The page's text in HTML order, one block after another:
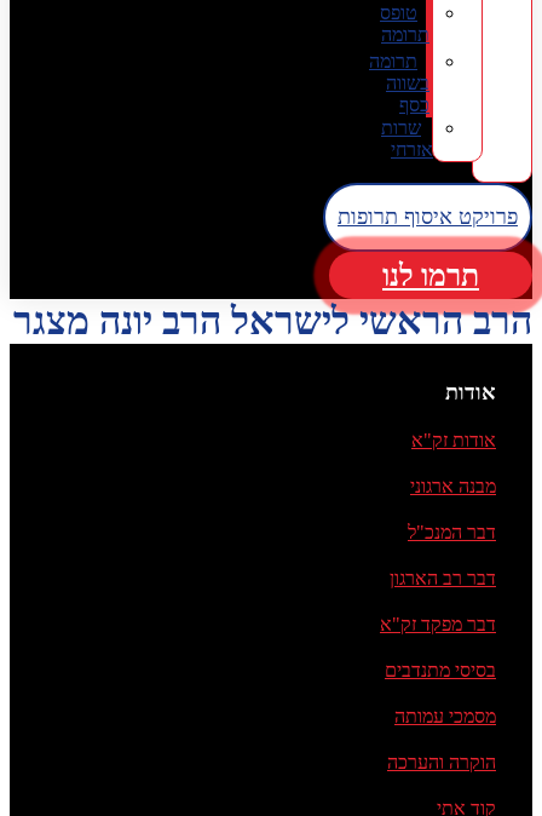
טופס
תרומה
תרומה
בשווה
כסף
שרות
אזרחי
פרויקט איסוף תרופות
תרמו לנו
הרב הראשי לישראל הרב יונה מצגר
אודות
אודות זק"א
מבנה ארגוני
דבר המנכ"ל
דבר רב הארגון
דבר מפקד זק"א
בסיסי מתנדבים
מסמכי עמותה
הוקרה והערכה
קוד אתי